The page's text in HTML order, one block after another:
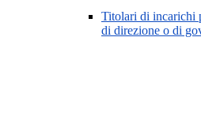
Titolari di incarichi
di direzione o di